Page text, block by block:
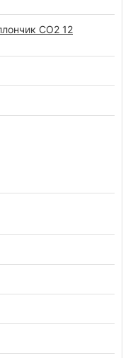
CO2 12